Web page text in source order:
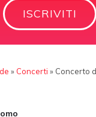
ISCRIVITI
» Concerti » Concerto